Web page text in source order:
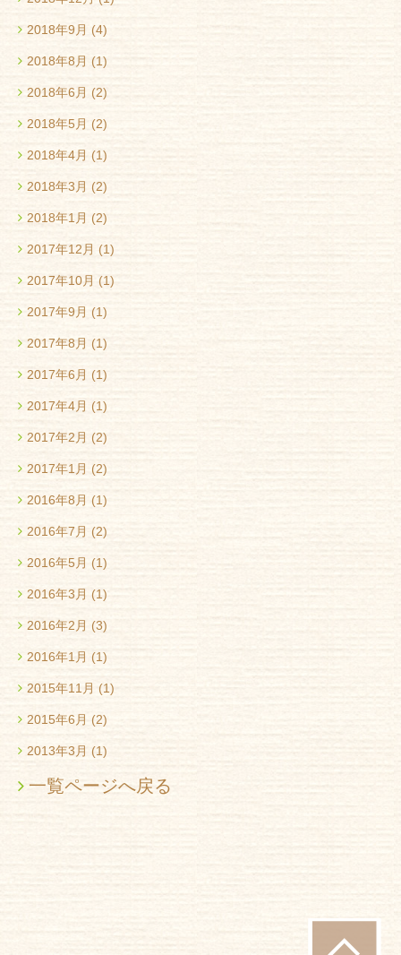
2018年9月 (4)
2018年8月 (1)
2018年6月 (2)
2018年5月 (2)
2018年4月 (1)
2018年3月 (2)
2018年1月 (2)
2017年12月 (1)
2017年10月 (1)
2017年9月 (1)
2017年8月 (1)
2017年6月 (1)
2017年4月 (1)
2017年2月 (2)
2017年1月 (2)
2016年8月 (1)
2016年7月 (2)
2016年5月 (1)
2016年3月 (1)
2016年2月 (3)
2016年1月 (1)
2015年11月 (1)
2015年6月 (2)
2013年3月 (1)
一覧ページへ戻る